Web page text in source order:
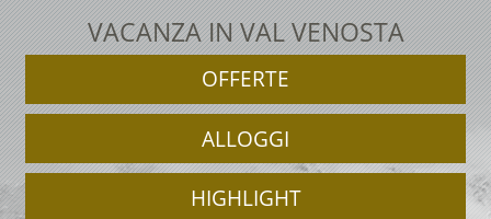
VACANZA IN VAL VENOSTA
OFFERTE
ALLOGGI
HIGHLIGHT